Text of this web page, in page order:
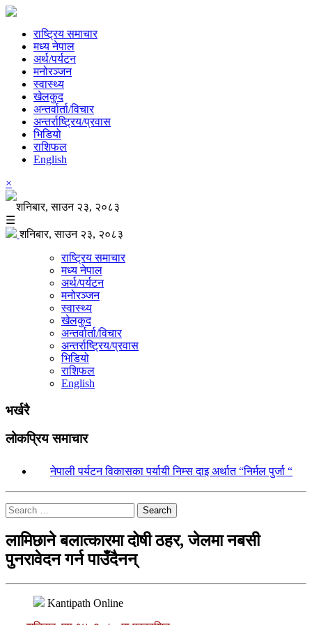
राष्ट्रिय समाचार
मध्य नेपाल
अर्थ/पर्यटन
मनोरञ्जन
स्वास्थ्य
खेलकुद
अन्तर्वार्ता/विचार
अन्तर्राष्ट्रिय/प्रवास
भिडियो
राशिफल
English
×
शनिबार, साउन २३, २०८३
☰
शनिबार, साउन २३, २०८३
राष्ट्रिय समाचार
मध्य नेपाल
अर्थ/पर्यटन
मनोरञ्जन
स्वास्थ्य
खेलकुद
अन्तर्वार्ता/विचार
अन्तर्राष्ट्रिय/प्रवास
भिडियो
राशिफल
English
भर्खरै
लोकप्रिय समाचार
नेपाली पर्यटन विकासका पर्यायी निम्स दाइ अर्थात “निर्मल पुर्जा “
Search
लामिछाने बलात्कारमा दोषी ठहर, जेलमा नबसी
पुनरावेदन गर्न पाउँदैनन्
Kantipath Online